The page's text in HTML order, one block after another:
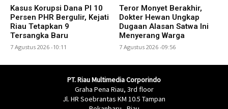
Kasus Korupsi Dana PI 10
Persen PHR Bergulir, Kejati
Riau Tetapkan 9
Tersangka Baru
7 Agustus 2026 -10:11
Teror Monyet Berakhir,
Dokter Hewan Ungkap
Dugaan Alasan Satwa Ini
Menyerang Warga
7 Agustus 2026 -09:56
PT. Riau Multimedia Corporindo
Graha Pena Riau, 3rd floor
Jl. HR Soebrantas KM 10.5 Tampan